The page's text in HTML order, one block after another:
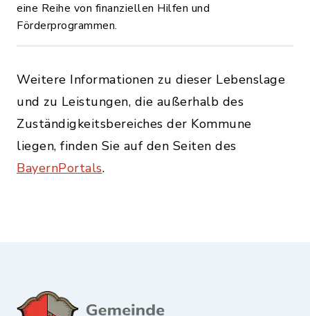
eine Reihe von finanziellen Hilfen und
Förderprogrammen.
Weitere Informationen zu dieser Lebenslage
und zu Leistungen, die außerhalb des
Zuständigkeitsbereiches der Kommune
liegen, finden Sie auf den Seiten des
BayernPortals.